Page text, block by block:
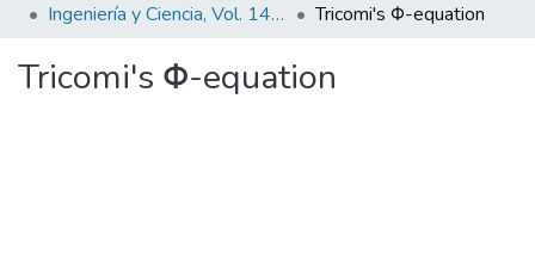
All of DSpace
Statistics
Ingeniería y Ciencia, Vol. 14, Núm. 27 (2018)
Tricomi's Φ-equation
Tricomi's Φ-equation